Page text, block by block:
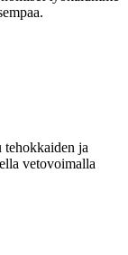
tehokkaiden ja
vetovoimalla